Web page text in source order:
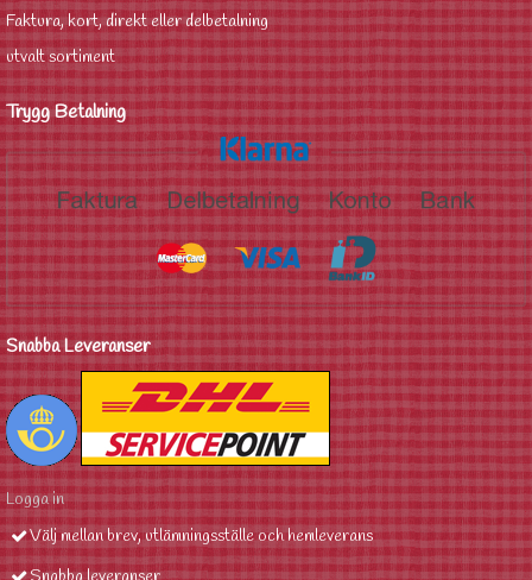
Faktura, kort, direkt eller delbetalning
utvalt sortiment
Trygg Betalning
Snabba Leveranser
Logga in
Välj mellan brev, utlämningsställe och hemleverans